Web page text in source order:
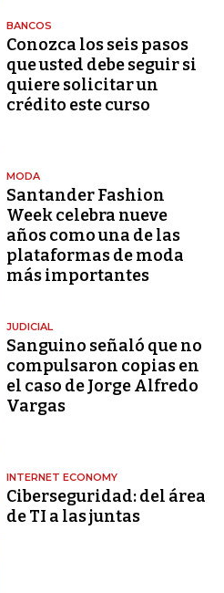
BANCOS
Conozca los seis pasos
que usted debe seguir si
quiere solicitar un
crédito este curso
MODA
Santander Fashion
Week celebra nueve
años como una de las
plataformas de moda
más importantes
JUDICIAL
Sanguino señaló que no
compulsaron copias en
el caso de Jorge Alfredo
Vargas
INTERNET ECONOMY
Ciberseguridad: del área
de TI a las juntas